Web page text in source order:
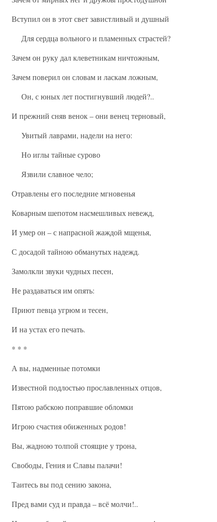
Вступил он в этот свет завистливый и душный
Для сердца вольного и пламенных страстей?
Зачем он руку дал клеветникам ничтожным,
Зачем поверил он словам и ласкам ложным,
Он, с юных лет постигнувший людей?..
И прежний сняв венок – они венец терновый,
Увитый лаврами, надели на него:
Но иглы тайные сурово
Язвили славное чело;
Отравлены его последние мгновенья
Коварным шепотом насмешливых невежд,
И умер он – с напрасной жаждой мщенья,
С досадой тайною обманутых надежд.
Замолкли звуки чудных песен,
Не раздаваться им опять:
Приют певца угрюм и тесен,
И на устах его печать.
* * *
А вы, надменные потомки
Известной подлостью прославленных отцов,
Пятою рабскою поправшие обломки
Игрою счастия обиженных родов!
Вы, жадною толпой стоящие у трона,
Свободы, Гения и Славы палачи!
Таитесь вы под сению закона,
Пред вами суд и правда – всё молчи!..